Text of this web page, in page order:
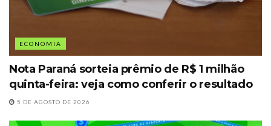
ECONOMIA
Nota Paraná sorteia prêmio de R$ 1 milhão
quinta-feira: veja como conferir o resultado
5 DE AGOSTO DE 2026